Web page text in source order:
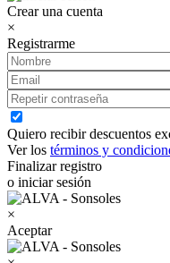
Crear una cuenta
×
Registrarme
Quiero recibir descuentos
Ver los términos y
Finalizar registro
o iniciar sesión
×
Aceptar